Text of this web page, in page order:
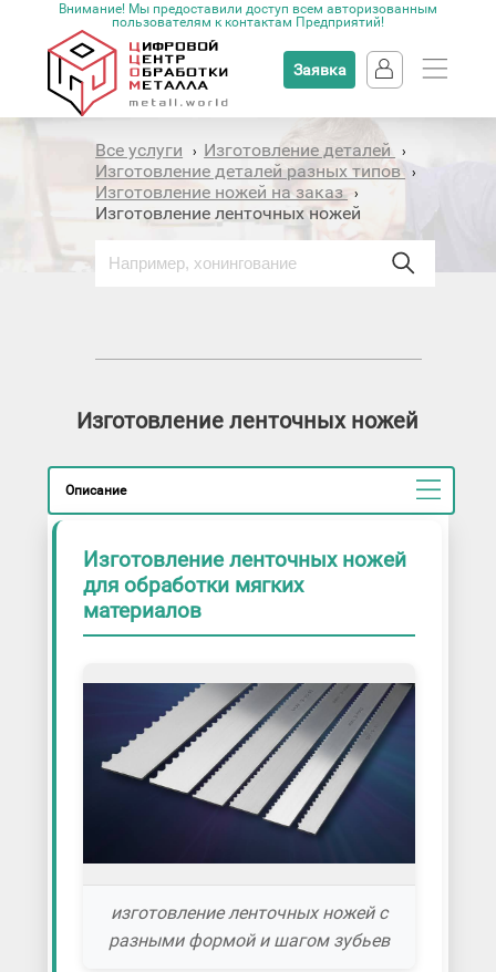
Внимание! Мы предоставили доступ всем авторизованным
пользователям к контактам Предприятий!
Заявка
Все услуги › Изготовление деталей ›
Изготовление деталей разных типов ›
Изготовление ножей на заказ ›
Изготовление ленточных ножей
Изготовление ленточных ножей
Описание
Изготовление ленточных ножей
для обработки мягких
материалов
изготовление ленточных ножей с
разными формой и шагом зубьев